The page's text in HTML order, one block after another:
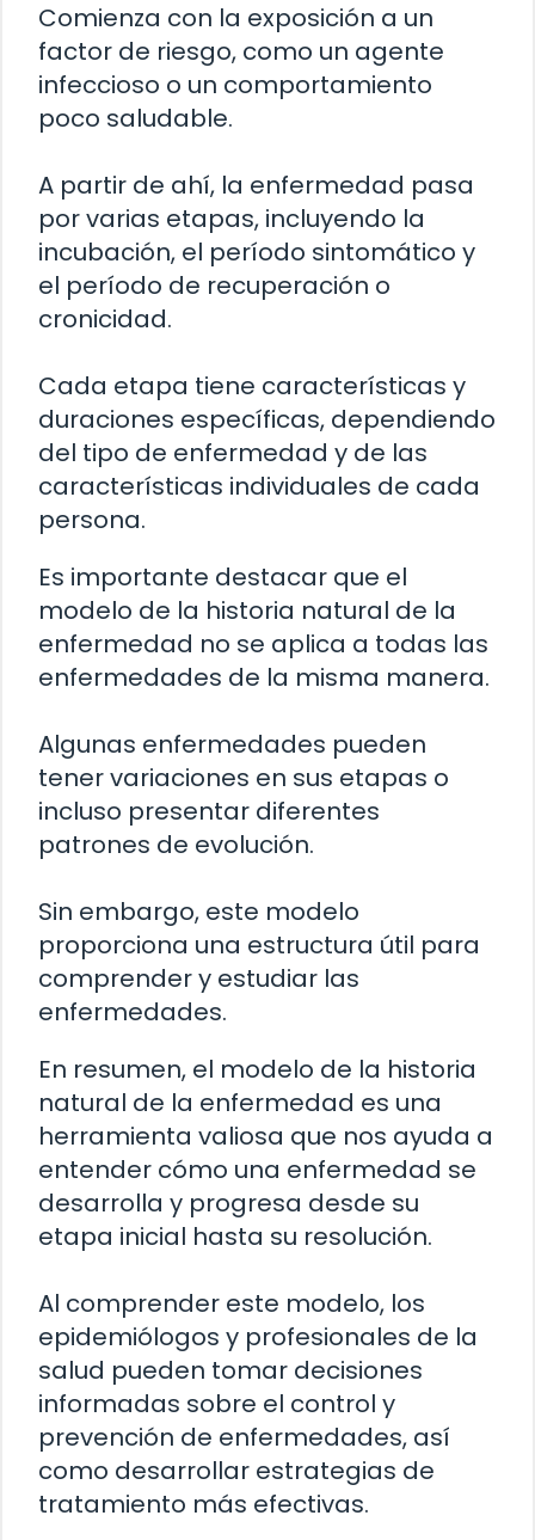
Comienza con la exposición a un
factor de riesgo, como un agente
infeccioso o un comportamiento
poco saludable.
A partir de ahí, la enfermedad pasa
por varias etapas, incluyendo la
incubación, el período sintomático y
el período de recuperación o
cronicidad.
Cada etapa tiene características y
duraciones específicas, dependiendo
del tipo de enfermedad y de las
características individuales de cada
persona.
Es importante destacar que el
modelo de la historia natural de la
enfermedad no se aplica a todas las
enfermedades de la misma manera.
Algunas enfermedades pueden
tener variaciones en sus etapas o
incluso presentar diferentes
patrones de evolución.
Sin embargo, este modelo
proporciona una estructura útil para
comprender y estudiar las
enfermedades.
En resumen, el modelo de la historia
natural de la enfermedad es una
herramienta valiosa que nos ayuda a
entender cómo una enfermedad se
desarrolla y progresa desde su
etapa inicial hasta su resolución.
Al comprender este modelo, los
epidemiólogos y profesionales de la
salud pueden tomar decisiones
informadas sobre el control y
prevención de enfermedades, así
como desarrollar estrategias de
tratamiento más efectivas.